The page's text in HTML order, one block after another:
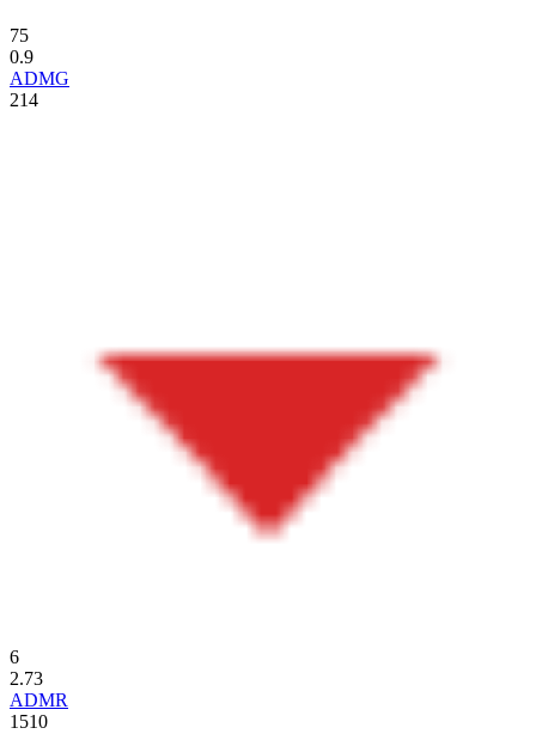
75
0.9
ADMG
214
6
2.73
ADMR
1510